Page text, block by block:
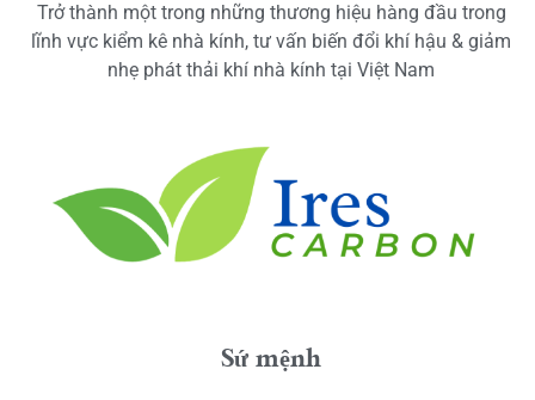
Trở thành một trong những thương hiệu hàng đầu trong
lĩnh vực kiểm kê nhà kính, tư vấn biến đổi khí hậu & giảm
nhẹ phát thải khí nhà kính tại Việt Nam
Sứ mệnh